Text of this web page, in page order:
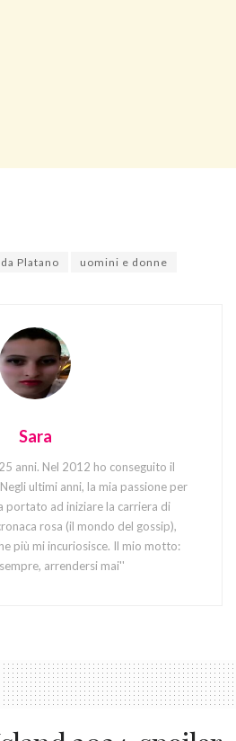
Platano uomini e donne
Sara
anni. Nel 2012 ho conseguito il
ultimi anni, la mia passione per
portato ad iniziare la carriera di
rosa (il mondo del gossip),
più mi incuriosisce. Il mio motto:
arrendersi mai''